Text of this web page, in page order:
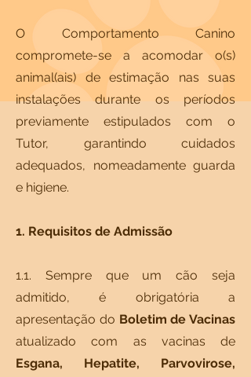
O Comportamento Canino
compromete-se a acomodar o(s)
animal(ais) de estimação nas suas
instalações durante os períodos
previamente estipulados com o
Tutor, garantindo cuidados
adequados, nomeadamente guarda
e higiene.
1. Requisitos de Admissão
1.1. Sempre que um cão seja
admitido, é obrigatória a
apresentação do Boletim de Vacinas
atualizado com as vacinas de
Esgana, Hepatite, Parvovirose,